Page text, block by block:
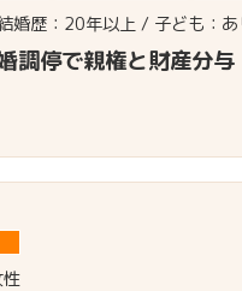
婚歴：20年以上 / 子ども：
調停で親権と財産分